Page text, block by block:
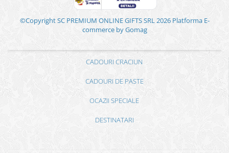
©Copyright SC PREMIUM ONLINE GIFTS SRL 2026 Platforma E-
commerce by Gomag
CADOURI CRACIUN
CADOURI DE PASTE
OCAZII SPECIALE
DESTINATARI